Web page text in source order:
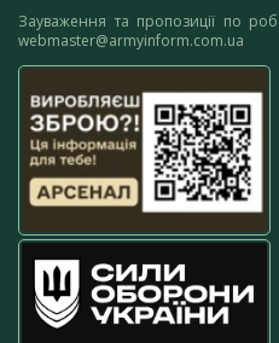
Зауваження та пропозиції по
webmaster@armyinform.com.ua